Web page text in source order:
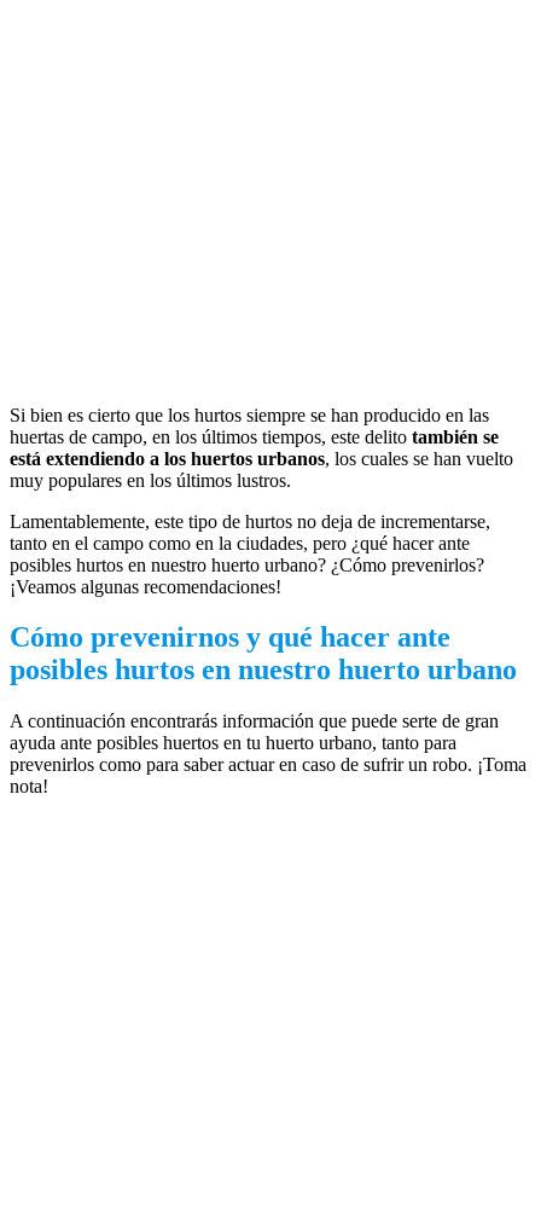
Si bien es cierto que los hurtos siempre se han producido en las
huertas de campo, en los últimos tiempos, este delito también se
está extendiendo a los huertos urbanos, los cuales se han vuelto
muy populares en los últimos lustros.
Lamentablemente, este tipo de hurtos no deja de incrementarse,
tanto en el campo como en la ciudades, pero ¿qué hacer ante
posibles hurtos en nuestro huerto urbano? ¿Cómo prevenirlos?
¡Veamos algunas recomendaciones!
Cómo prevenirnos y qué hacer ante
posibles hurtos en nuestro huerto urbano
A continuación encontrarás información que puede serte de gran
ayuda ante posibles huertos en tu huerto urbano, tanto para
prevenirlos como para saber actuar en caso de sufrir un robo. ¡Toma
nota!